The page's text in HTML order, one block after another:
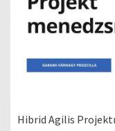
Hibrid Agilis